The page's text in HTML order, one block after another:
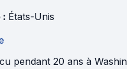
: États-Unis
pendant 20 ans à